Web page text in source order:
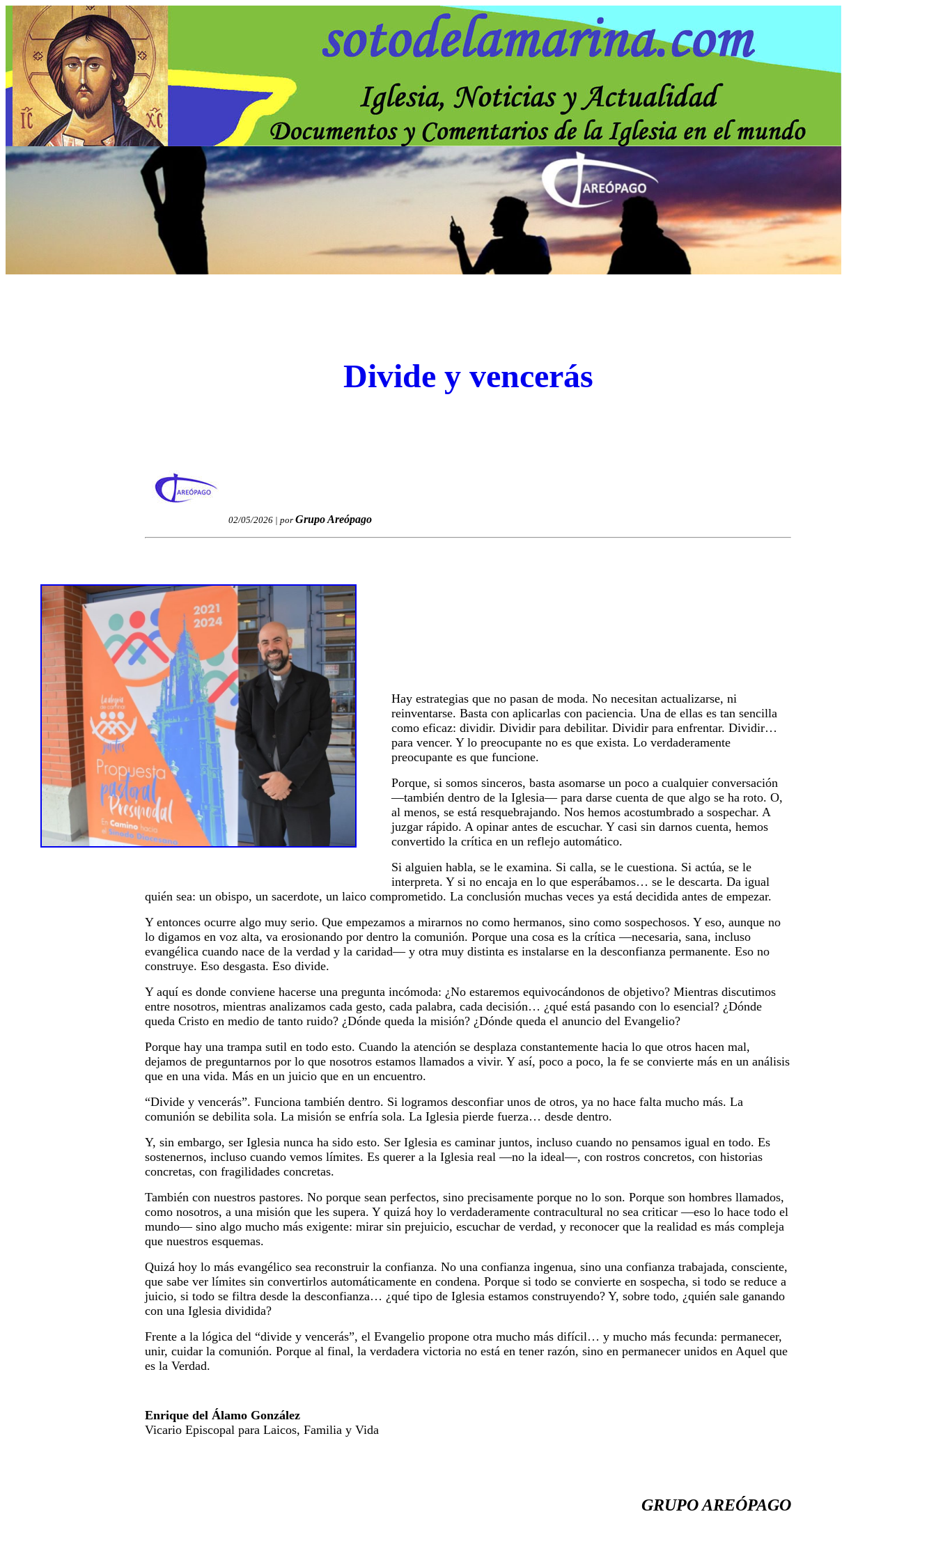
Divide y vencerás
02/05/2026 | por Grupo Areópago
Hay estrategias que no pasan de moda. No necesitan actualizarse, ni
reinventarse. Basta con aplicarlas con paciencia. Una de ellas es tan sencilla
como eficaz: dividir. Dividir para debilitar. Dividir para enfrentar. Dividir…
para vencer. Y lo preocupante no es que exista. Lo verdaderamente
preocupante es que funcione.
Porque, si somos sinceros, basta asomarse un poco a cualquier conversación
—también dentro de la Iglesia— para darse cuenta de que algo se ha roto. O,
al menos, se está resquebrajando. Nos hemos acostumbrado a sospechar. A
juzgar rápido. A opinar antes de escuchar. Y casi sin darnos cuenta, hemos
convertido la crítica en un reflejo automático.
Si alguien habla, se le examina. Si calla, se le cuestiona. Si actúa, se le
interpreta. Y si no encaja en lo que esperábamos… se le descarta. Da igual
quién sea: un obispo, un sacerdote, un laico comprometido. La conclusión muchas veces ya está decidida antes de empezar.
Y entonces ocurre algo muy serio. Que empezamos a mirarnos no como hermanos, sino como sospechosos. Y eso, aunque no
lo digamos en voz alta, va erosionando por dentro la comunión. Porque una cosa es la crítica —necesaria, sana, incluso
evangélica cuando nace de la verdad y la caridad— y otra muy distinta es instalarse en la desconfianza permanente. Eso no
construye. Eso desgasta. Eso divide.
Y aquí es donde conviene hacerse una pregunta incómoda: ¿No estaremos equivocándonos de objetivo? Mientras discutimos
entre nosotros, mientras analizamos cada gesto, cada palabra, cada decisión… ¿qué está pasando con lo esencial? ¿Dónde
queda Cristo en medio de tanto ruido? ¿Dónde queda la misión? ¿Dónde queda el anuncio del Evangelio?
Porque hay una trampa sutil en todo esto. Cuando la atención se desplaza constantemente hacia lo que otros hacen mal,
dejamos de preguntarnos por lo que nosotros estamos llamados a vivir. Y así, poco a poco, la fe se convierte más en un análisis
que en una vida. Más en un juicio que en un encuentro.
“Divide y vencerás”. Funciona también dentro. Si logramos desconfiar unos de otros, ya no hace falta mucho más. La
comunión se debilita sola. La misión se enfría sola. La Iglesia pierde fuerza… desde dentro.
Y, sin embargo, ser Iglesia nunca ha sido esto. Ser Iglesia es caminar juntos, incluso cuando no pensamos igual en todo. Es
sostenernos, incluso cuando vemos límites. Es querer a la Iglesia real —no la ideal—, con rostros concretos, con historias
concretas, con fragilidades concretas.
También con nuestros pastores. No porque sean perfectos, sino precisamente porque no lo son. Porque son hombres llamados,
como nosotros, a una misión que les supera. Y quizá hoy lo verdaderamente contracultural no sea criticar —eso lo hace todo el
mundo— sino algo mucho más exigente: mirar sin prejuicio, escuchar de verdad, y reconocer que la realidad es más compleja
que nuestros esquemas.
Quizá hoy lo más evangélico sea reconstruir la confianza. No una confianza ingenua, sino una confianza trabajada, consciente,
que sabe ver límites sin convertirlos automáticamente en condena. Porque si todo se convierte en sospecha, si todo se reduce a
juicio, si todo se filtra desde la desconfianza… ¿qué tipo de Iglesia estamos construyendo? Y, sobre todo, ¿quién sale ganando
con una Iglesia dividida?
Frente a la lógica del “divide y vencerás”, el Evangelio propone otra mucho más difícil… y mucho más fecunda: permanecer,
unir, cuidar la comunión. Porque al final, la verdadera victoria no está en tener razón, sino en permanecer unidos en Aquel que
es la Verdad.
Enrique del Álamo González
Vicario Episcopal para Laicos, Familia y Vida
GRUPO AREÓPAGO